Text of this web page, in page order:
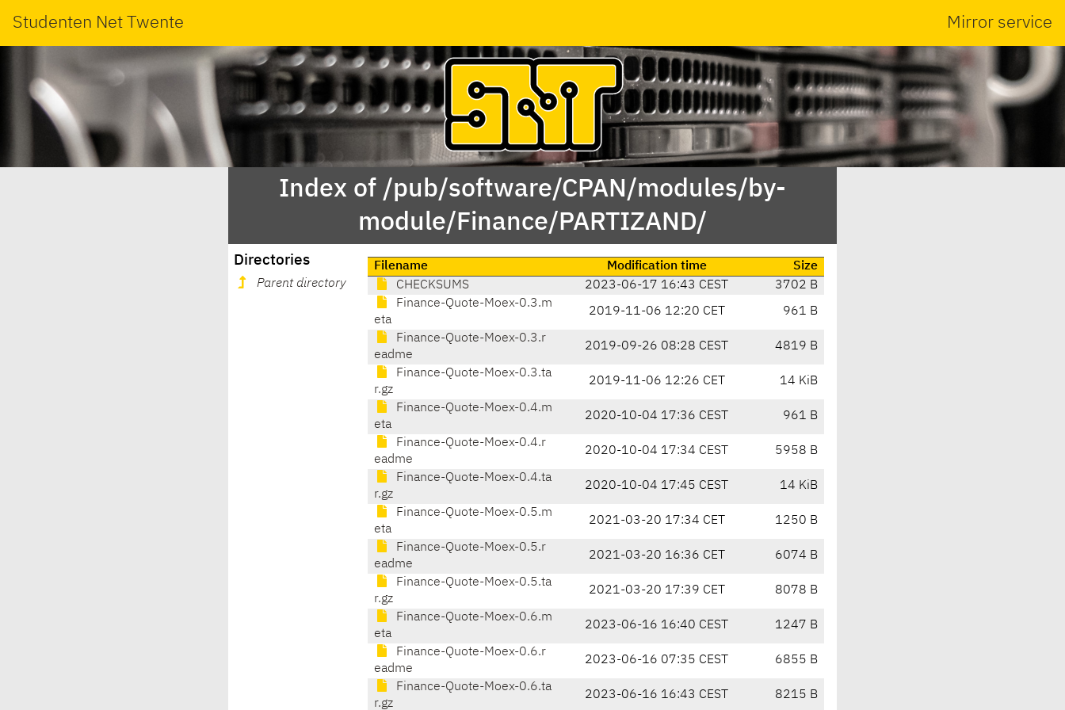
Studenten Net Twente Mirror service
Index of /pub/software/CPAN/modules/by-
module/Finance/PARTIZAND/
Directories
Parent directory
Filename Modification time
Size
CHECKSUMS
2023-06-17 16:43 CEST
3702 B
Finance-Quote-Moex-0.3.m
eta
2019-11-06 12:20 CET 961 B
Finance-Quote-Moex-0.3.r
eadme
2019-09-26 08:28 CEST 4819 B
Finance-Quote-Moex-0.3.ta
r.gz
2019-11-06 12:26 CET 14 KiB
Finance-Quote-Moex-0.4.m
eta
2020-10-04 17:36 CEST 961 B
Finance-Quote-Moex-0.4.r
eadme
2020-10-04 17:34 CEST 5958 B
Finance-Quote-Moex-0.4.ta
r.gz
2020-10-04 17:45 CEST 14 KiB
Finance-Quote-Moex-0.5.m
eta
2021-03-20 17:34 CET 1250 B
Finance-Quote-Moex-0.5.r
eadme
2021-03-20 16:36 CET 6074 B
Finance-Quote-Moex-0.5.ta
r.gz
2021-03-20 17:39 CET 8078 B
Finance-Quote-Moex-0.6.m
eta
2023-06-16 16:40 CEST 1247 B
Finance-Quote-Moex-0.6.r
eadme
2023-06-16 07:35 CEST 6855 B
Finance-Quote-Moex-0.6.ta
r.gz
2023-06-16 16:43 CEST 8215 B